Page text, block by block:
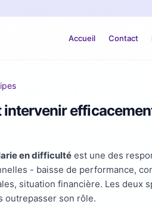
Accueil Contact
intervenir
en difficulté est une des
- baisse de performance,
situation financière. Les deux
outrepasser son rôle.